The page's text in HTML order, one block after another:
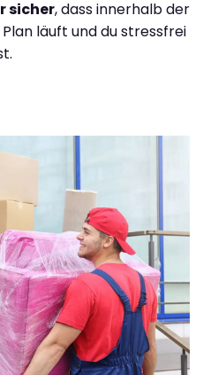
sicher, dass innerhalb der
läuft und du stressfrei